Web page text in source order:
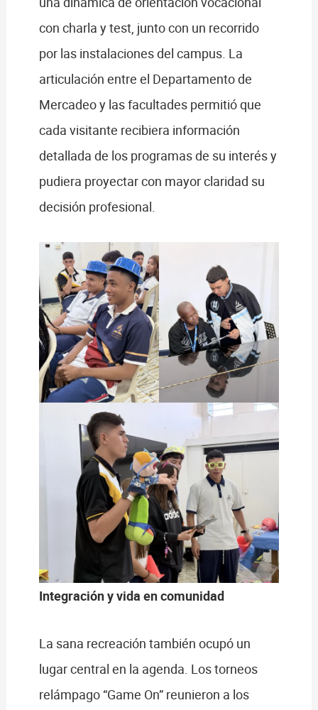
con charla y test, junto con un recorrido
por las instalaciones del campus. La
articulación entre el Departamento de
Mercadeo y las facultades permitió que
cada visitante recibiera información
detallada de los programas de su interés y
pudiera proyectar con mayor claridad su
decisión profesional.
Integración y vida en comunidad
La sana recreación también ocupó un
lugar central en la agenda. Los torneos
relámpago “Game On” reunieron a los